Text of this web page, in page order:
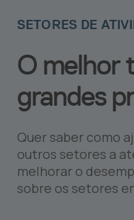
O melhor
grandes
SETORES DE
Quer saber como
outros setores a
melhorar o
sobre os setores